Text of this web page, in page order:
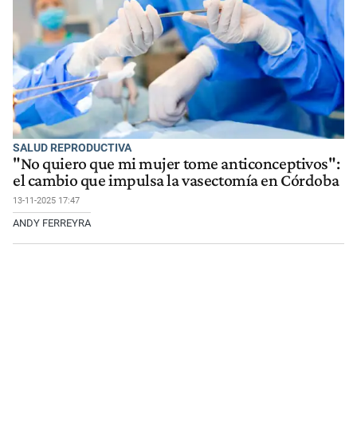
SALUD REPRODUCTIVA
"No quiero que mi mujer tome anticonceptivos":
el cambio que impulsa la vasectomía en Córdoba
13-11-2025 17:47
ANDY FERREYRA